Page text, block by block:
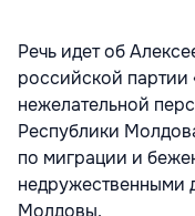
Речь идет об
российской партии
нежелательной
Республики
по миграции и
недружественными